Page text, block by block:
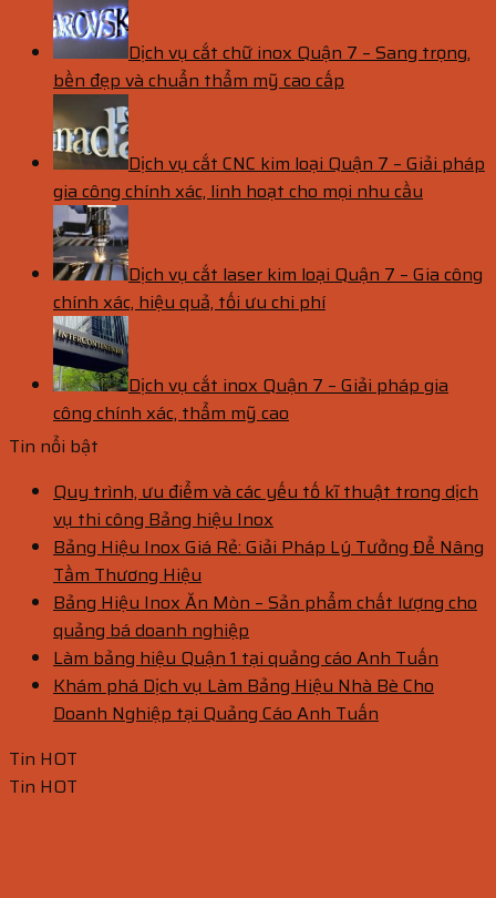
Dịch vụ cắt chữ inox Quận 7 – Sang trọng,
bền đẹp và chuẩn thẩm mỹ cao cấp
Dịch vụ cắt CNC kim loại Quận 7 – Giải pháp
gia công chính xác, linh hoạt cho mọi nhu cầu
Dịch vụ cắt laser kim loại Quận 7 – Gia công
chính xác, hiệu quả, tối ưu chi phí
Dịch vụ cắt inox Quận 7 – Giải pháp gia
công chính xác, thẩm mỹ cao
Tin nổi bật
Quy trình, ưu điểm và các yếu tố kĩ thuật trong dịch
vụ thi công Bảng hiệu Inox
Bảng Hiệu Inox Giá Rẻ: Giải Pháp Lý Tưởng Để Nâng
Tầm Thương Hiệu
Bảng Hiệu Inox Ăn Mòn – Sản phẩm chất lượng cho
quảng bá doanh nghiệp
Làm bảng hiệu Quận 1 tại quảng cáo Anh Tuấn
Khám phá Dịch vụ Làm Bảng Hiệu Nhà Bè Cho
Doanh Nghiệp tại Quảng Cáo Anh Tuấn
Tin HOT
Tin HOT